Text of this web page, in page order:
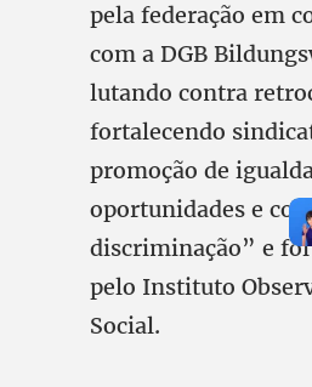
pela federação em
com a DGB
lutando contra
fortalecendo
promoção de
oportunidades e
discriminação” e
pelo Instituto
Social.